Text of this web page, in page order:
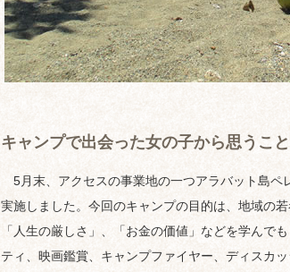
キャンプで出会った女の子から思うこと
5月末、アクセスの事業地の一つアラバット島ペ
実施しました。今回のキャンプの目的は、地域の
「人生の厳しさ」、「お金の価値」などを学んで
ティ、映画鑑賞、キャンプファイヤー、ディスカ